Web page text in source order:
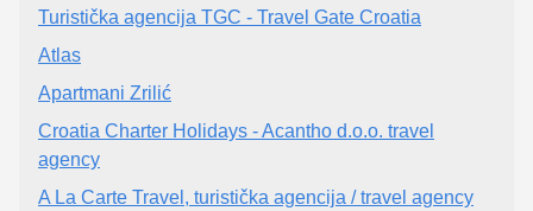
Turistička agencija TGC - Travel Gate Croatia
Atlas
Apartmani Zrilić
Croatia Charter Holidays - Acantho d.o.o. travel
agency
A La Carte Travel, turistička agencija / travel agency